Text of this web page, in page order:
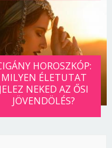
HOROSZKÓP:
MILYEN ÉLETUTAT
JELEZ NEKED AZ ŐSI
JÖVENDÖLÉS?